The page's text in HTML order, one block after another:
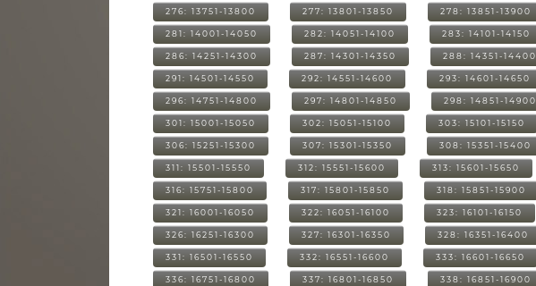
276: 13751-13800 277: 13801-13850 278: 13851-13900
281: 14001-14050 282: 14051-14100 283: 14101-14150
286: 14251-14300 287: 14301-14350 288: 14351-14400
291: 14501-14550 292: 14551-14600 293: 14601-14650
296: 14751-14800 297: 14801-14850 298: 14851-14900
301: 15001-15050 302: 15051-15100 303: 15101-15150
306: 15251-15300 307: 15301-15350 308: 15351-15400
311: 15501-15550 312: 15551-15600 313: 15601-15650
316: 15751-15800 317: 15801-15850 318: 15851-15900
321: 16001-16050 322: 16051-16100 323: 16101-16150
326: 16251-16300 327: 16301-16350 328: 16351-16400
331: 16501-16550 332: 16551-16600 333: 16601-16650
336: 16751-16800 337: 16801-16850 338: 16851-16900